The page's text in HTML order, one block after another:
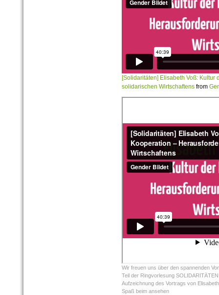
[Solidaritäten] Elisabeth Voß:
solidarischen Wirtschaftensfrom
Wir freuen uns über den spannenden
Teil der Ringvorlesung
Aufzeichnung des Vortrags von
Spaß beim ansehen